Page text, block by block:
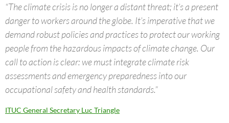
“The climate crisis is no longer a distant threat; it’s a present
danger to workers around the globe. It’s imperative that we
demand robust policies and practices to protect our working
people from the hazardous impacts of climate change. Our
call to action is clear: we must integrate climate risk
assessments and emergency preparedness into our
occupational safety and health standards.”
ITUC General Secretary Luc Triangle